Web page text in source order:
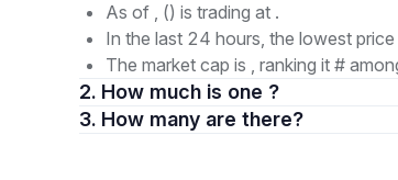
As of , () is trading at .
In the last 24 hours, the lowest
The market cap is , ranking it #
2. How much is one ?
3. How many are there?